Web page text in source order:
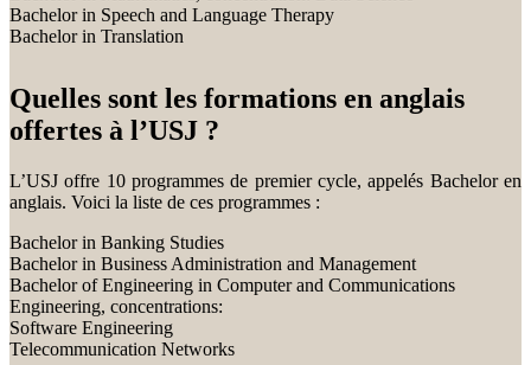
Bachelor in Speech and Language Therapy
Bachelor in Translation
Quelles sont les formations en anglais
offertes à l’USJ ?
L’USJ offre 10 programmes de premier cycle, appelés Bachelor en
anglais. Voici la liste de ces programmes :
Bachelor in Banking Studies
Bachelor in Business Administration and Management
Bachelor of Engineering in Computer and Communications
Engineering, concentrations:
Software Engineering
Telecommunication Networks